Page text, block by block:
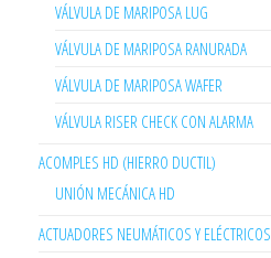
VÁLVULA DE MARIPOSA LUG
VÁLVULA DE MARIPOSA RANURADA
VÁLVULA DE MARIPOSA WAFER
VÁLVULA RISER CHECK CON ALARMA
ACOMPLES HD (HIERRO DUCTIL)
UNIÓN MECÁNICA HD
ACTUADORES NEUMÁTICOS Y ELÉCTRICOS